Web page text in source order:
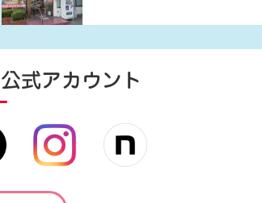
公式アカウント